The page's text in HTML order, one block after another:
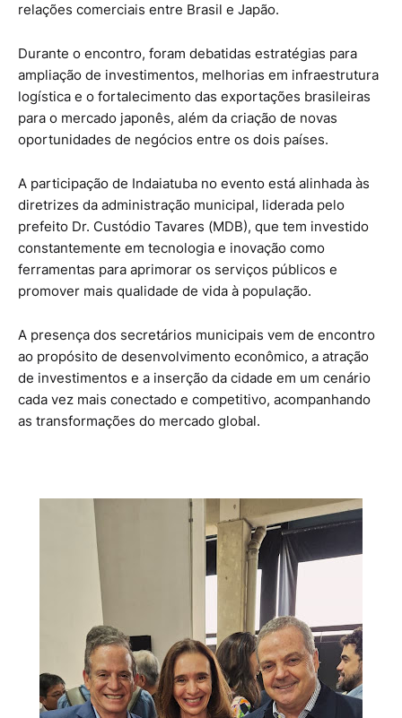
relações comerciais entre Brasil e Japão.
Durante o encontro, foram debatidas estratégias para
ampliação de investimentos, melhorias em infraestrutura
logística e o fortalecimento das exportações brasileiras
para o mercado japonês, além da criação de novas
oportunidades de negócios entre os dois países.
A participação de Indaiatuba no evento está alinhada às
diretrizes da administração municipal, liderada pelo
prefeito Dr. Custódio Tavares (MDB), que tem investido
constantemente em tecnologia e inovação como
ferramentas para aprimorar os serviços públicos e
promover mais qualidade de vida à população.
A presença dos secretários municipais vem de encontro
ao propósito de desenvolvimento econômico, a atração
de investimentos e a inserção da cidade em um cenário
cada vez mais conectado e competitivo, acompanhando
as transformações do mercado global.